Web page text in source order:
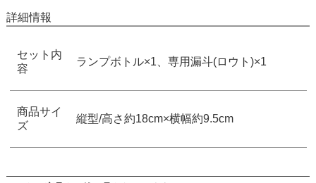
詳細情報
セット内
容
ランプボトル×1、専用漏斗(ロウト)×1
商品サイ
ズ
縦型/高さ約18cm×横幅約9.5cm